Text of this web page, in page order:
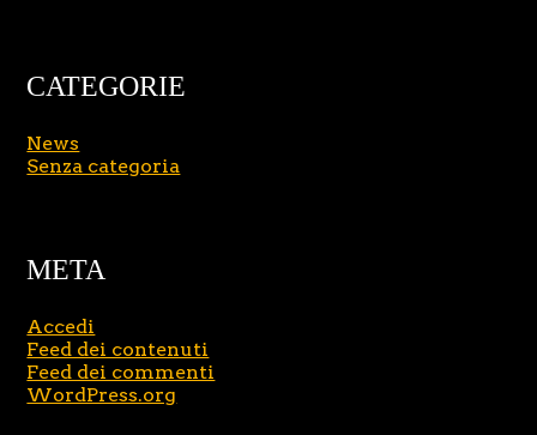
CATEGORIE
News
Senza categoria
META
Accedi
Feed dei contenuti
Feed dei commenti
WordPress.org